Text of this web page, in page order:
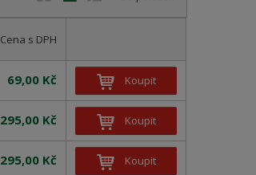
r
z
o
ý
k
v
o
v
ý
v
ý
Cena s DPH
69,00 Kč Koupit
295,00 Kč Koupit
295,00 Kč Koupit